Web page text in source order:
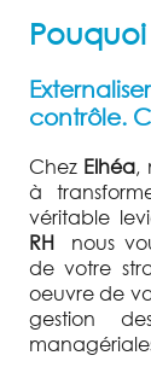
Pouquoi
contrôle.
Chez Elhéa,
à
véritable
RHnous
de votre
oeuvre de
gestion